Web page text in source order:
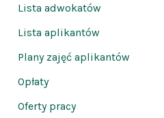
Lista adwokatów
Lista aplikantów
Plany zajęć aplikantów
Opłaty
Oferty pracy